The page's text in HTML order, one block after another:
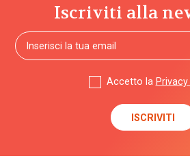
Iscriviti alla
Accetto la